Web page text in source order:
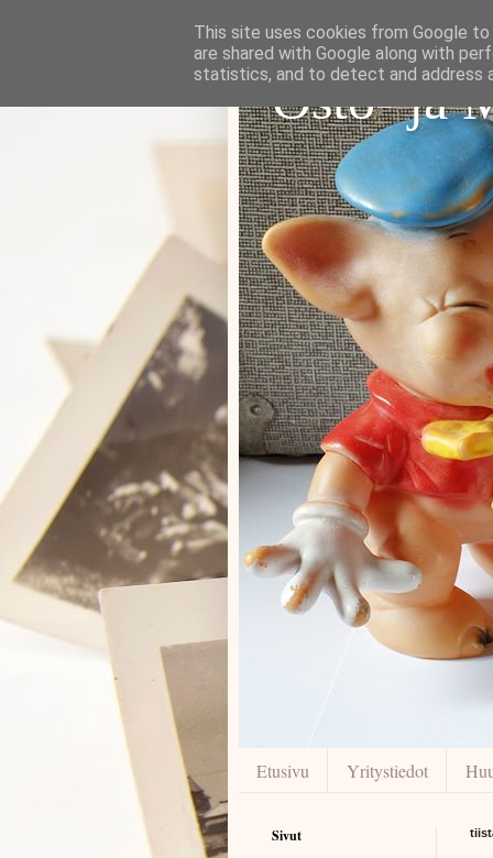
Osto- ja
Etusivu Yritystiedot
Sivut
This site uses cookies from Google
are shared with Google along with
statistics, and to detect and address